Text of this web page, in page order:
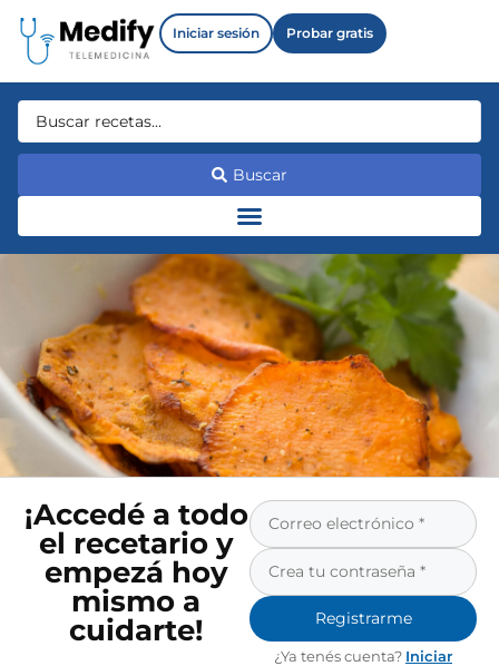
Iniciar sesión Probar gratis
Buscar
¡Accedé a todo
el recetario y
empezá hoy
mismo a
cuidarte!
Registrarme
¿Ya tenés cuenta? Iniciar